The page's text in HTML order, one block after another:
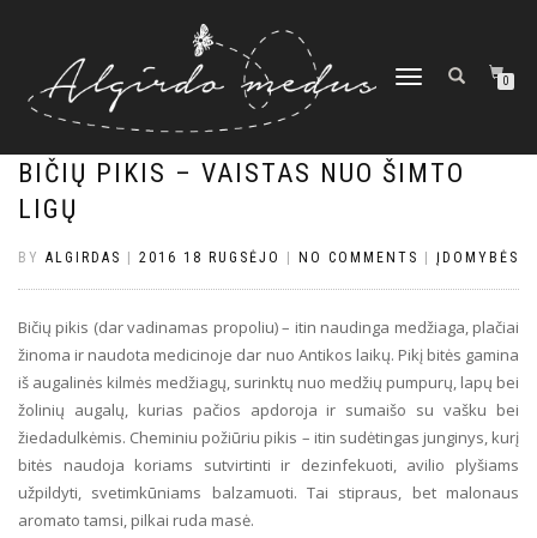
TOGGLE
0
BIČIŲ PIKIS – VAISTAS NUO ŠIMTO
LIGŲ
BY ALGIRDAS 2016 18 RUGSĖJO NO COMMENTS ĮDOMYBĖS
Bičių pikis (dar vadinamas propoliu) – itin naudinga medžiaga, plačiai
žinoma ir naudota medicinoje dar nuo Antikos laikų. Pikį bitės gamina
iš augalinės kilmės medžiagų, surinktų nuo medžių pumpurų, lapų bei
žolinių augalų, kurias pačios apdoroja ir sumaišo su vašku bei
žiedadulkėmis. Cheminiu požiūriu pikis – itin sudėtingas junginys, kurį
bitės naudoja koriams sutvirtinti ir dezinfekuoti, avilio plyšiams
užpildyti, svetimkūniams balzamuoti. Tai stipraus, bet malonaus
aromato tamsi, pilkai ruda masė.